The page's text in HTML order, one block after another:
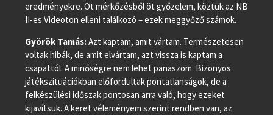
eredményekre. Öt mérkőzésből öt győzelem, köztük az NB
II-es Videoton elleni találkozó – ezek meggyőző számok.
Györök Tamás:Azt kaptam, amit vártam. Természetesen
voltak hibák, de amit elvártam, azt vissza is kaptam a
csapattól. A minőségre nem lehet panaszom. Bizonyos
játékszituációkban előfordultak pontatlanságok, de a
felkészülési időszak pontosan arra való, hogy ezeket
kijavítsuk. A keret véleményem szerint rendben van, az